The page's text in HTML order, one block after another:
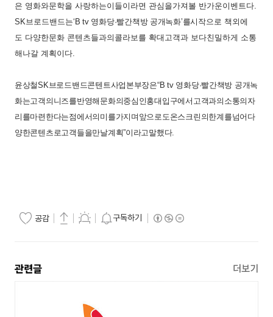
은 영화와문학을 사랑하는이들이라면 관심을가져볼 반가운이벤트다
SK 브로드밴드는‘ B tv 영화당·빨간책방 공개녹화’를시작으로 책 외에
도 다양한문화 콘텐츠들과의 콜라보를 확대 고객과 보다친밀하게 소통
해 나갈 계획이다
윤상철SK 브로드밴드콘텐트사업본부장은“B tv 영화당·빨간책방 공개녹
화는고객의 니즈를반영해 문화의중심인홍대입구에서 고객과의 소통의 자
리를마련한다는점에서의미를가지며 앞으로도 온스크린의한계를넘어 다
양한콘텐츠로 고객들을만날계획”이라고 말했다.
공감 구독하기
관련글 더보기